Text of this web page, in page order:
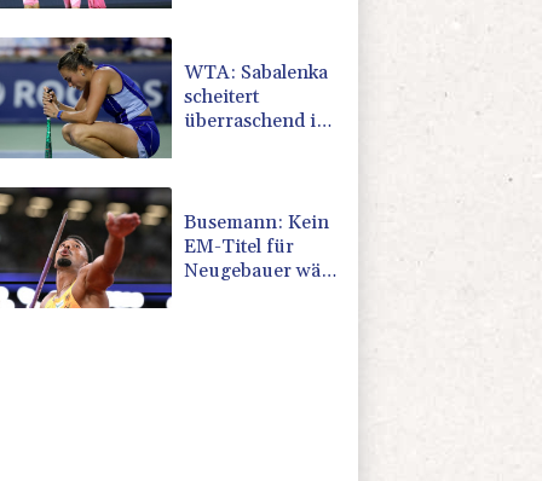
WTA: Sabalenka
scheitert
überraschend in
Busemann: Kein
EM-Titel für
Neugebauer wäre